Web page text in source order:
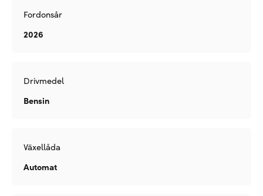
Fordonsår
2026
Drivmedel
Bensin
Växellåda
Automat